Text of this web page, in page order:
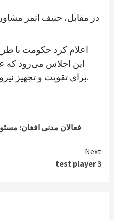
در مقابل، حنیف اتمر
اعلام کرد حکومت
این اجلاس می‌رود
برای تقویت و تجهیز نیروهای مسلح افغانستان است.
فعالان مدنی افغان:
Next
test player 3